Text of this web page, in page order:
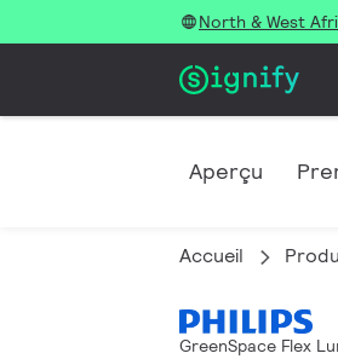
North & West
Aperçu
Accueil
GreenSpace Flex